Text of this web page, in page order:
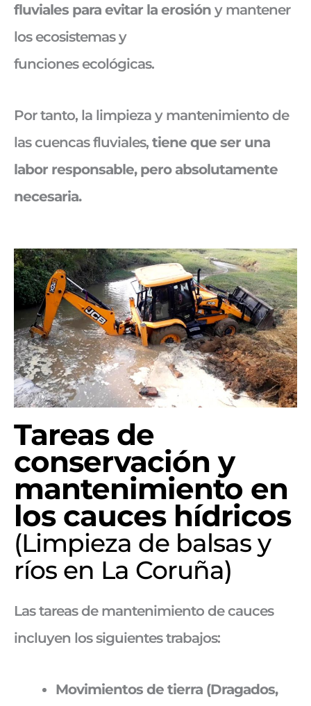
fluviales para evitar la erosión y mantener
los ecosistemas y
funciones ecológicas.
Por tanto, la limpieza y mantenimiento de
las cuencas fluviales, tiene que ser una
labor responsable, pero absolutamente
necesaria.
Tareas de
conservación y
mantenimiento en
los cauces hídricos
(Limpieza de balsas y
ríos en La Coruña)
Las tareas de mantenimiento de cauces
incluyen los siguientes trabajos:
Movimientos de tierra (Dragados,